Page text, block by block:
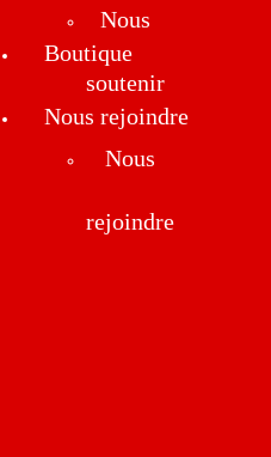
Nous
soutenir
Nous
rejoindre
Boutique
Nous rejoindre